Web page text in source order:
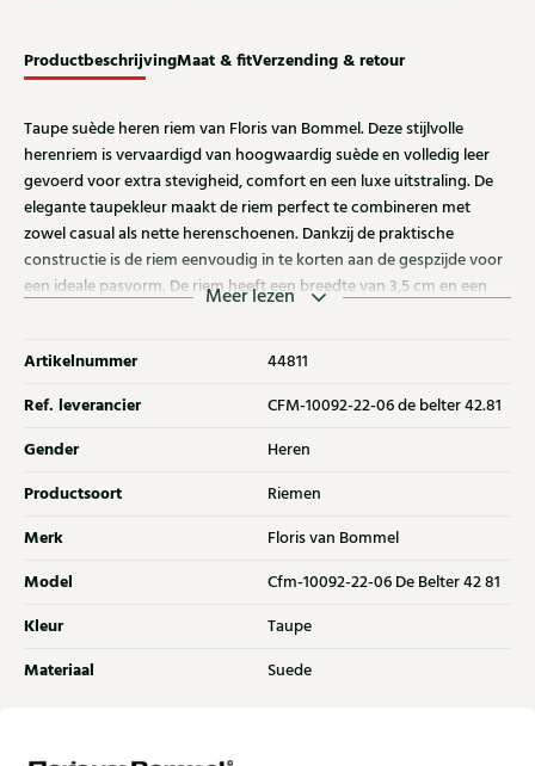
ProductbeschrijvingMaat & fitVerzending & retour
Taupe suède heren riem van Floris van Bommel. Deze stijlvolle
herenriem is vervaardigd van hoogwaardig suède en volledig leer
gevoerd voor extra stevigheid, comfort en een luxe uitstraling. De
elegante taupekleur maakt de riem perfect te combineren met
zowel casual als nette herenschoenen. Dankzij de praktische
constructie is de riem eenvoudig in te korten aan de gespzijde voor
een ideale pasvorm. De riem heeft een breedte van 3,5 cm en een
Floris van Bommel bij Klijsen.
Meer lezen
Artikelnummer 44811
Ref. leverancier CFM-10092-22-06 de belter 42.81
Gender Heren
Productsoort Riemen
Merk Floris van Bommel
Model Cfm-10092-22-06 De Belter 42 81
Kleur Taupe
Materiaal Suede